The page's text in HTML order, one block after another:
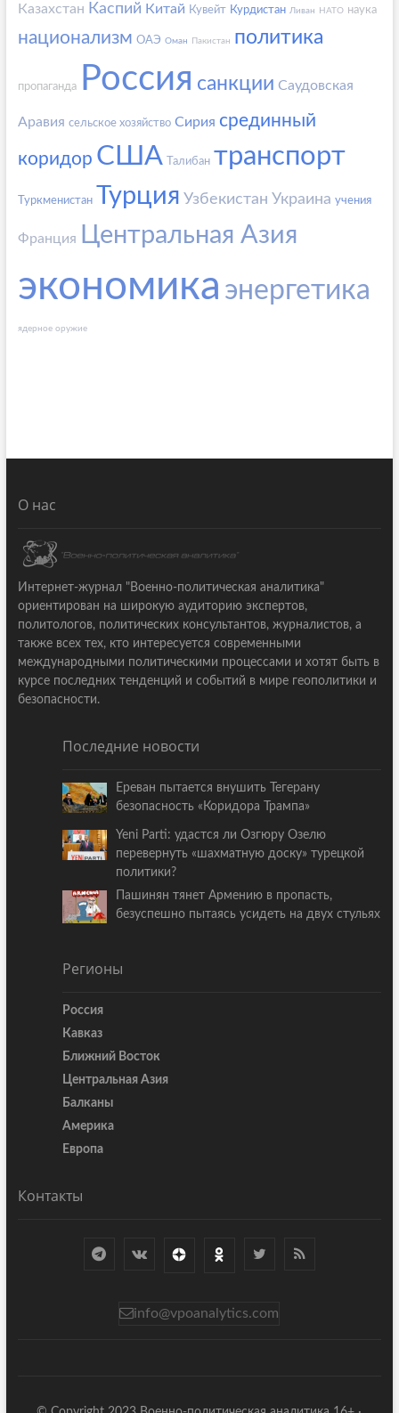
Казахстан Каспий Китай Кувейт Курдистан Ливан НАТО наука
национализм ОАЭ Оман Пакистан политика
пропаганда Россия санкции Саудовская
Аравия сельское хозяйство Сирия срединный
коридор США Талибан транспорт
Туркменистан Турция Узбекистан Украина учения
Франция Центральная Азия
экономика энергетика
ядерное оружие
О нас
Интернет-журнал "Военно-политическая аналитика"
ориентирован на широкую аудиторию экспертов,
политологов, политических консультантов, журналистов, а
также всех тех, кто интересуется современными
международными политическими процессами и хотят быть в
курсе последних тенденций и событий в мире геополитики и
безопасности.
Последние новости
Ереван пытается внушить Тегерану
безопасность «Коридора Трампа»
Yeni Parti: удастся ли Озгюру Озелю
перевернуть «шахматную доску» турецкой
политики?
Пашинян тянет Армению в пропасть,
безуспешно пытаясь усидеть на двух стульях
Регионы
Россия
Кавказ
Ближний Восток
Центральная Азия
Балканы
Америка
Европа
Контакты
info@vpoanalytics.com